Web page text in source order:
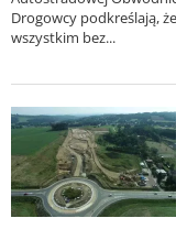
Drogowcy podkreślają,
wszystkim bez...